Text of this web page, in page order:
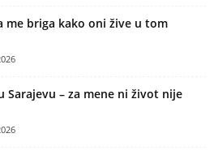
me briga kako oni žive u tom
Sarajevu – za mene ni život nije